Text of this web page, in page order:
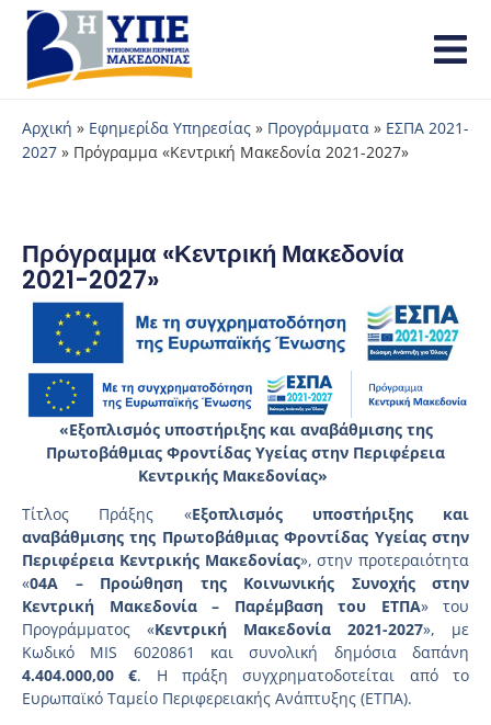
Αρχική » Εφημερίδα Υπηρεσίας » Προγράμματα » ΕΣΠΑ 2021-
2027 » Πρόγραμμα «Κεντρική Μακεδονία 2021-2027»
Πρόγραμμα «Κεντρική Μακεδονία
2021-2027»
«Εξοπλισμός υποστήριξης και αναβάθμισης της
Πρωτοβάθμιας Φροντίδας Υγείας στην Περιφέρεια
Κεντρικής Μακεδονίας»
Τίτλος Πράξης «Εξοπλισμός υποστήριξης και
αναβάθμισης της Πρωτοβάθμιας Φροντίδας Υγείας στην
Περιφέρεια Κεντρικής Μακεδονίας», στην προτεραιότητα
«04A – Προώθηση της Κοινωνικής Συνοχής στην
Κεντρική Μακεδονία – Παρέμβαση του ΕΤΠΑ» του
Προγράμματος «Κεντρική Μακεδονία 2021-2027», με
Κωδικό MIS 6020861 και συνολική δημόσια δαπάνη
4.404.000,00 €. Η πράξη συγχρηματοδοτείται από το
Ευρωπαϊκό Ταμείο Περιφερειακής Ανάπτυξης (ΕΤΠΑ).